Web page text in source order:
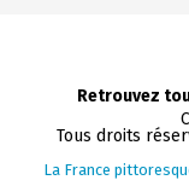
Retrouvez
Tous droits
La France